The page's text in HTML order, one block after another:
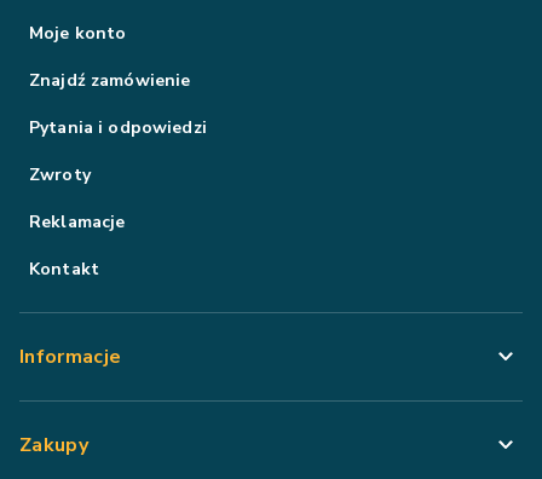
Moje konto
Znajdź zamówienie
Pytania i odpowiedzi
Zwroty
Reklamacje
Kontakt
Informacje
Zakupy